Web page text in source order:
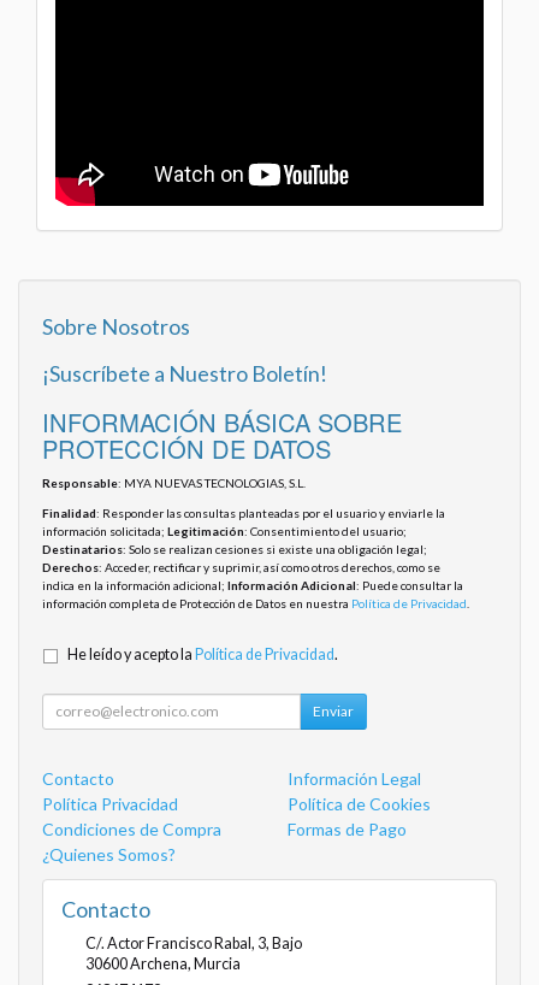
Sobre Nosotros
¡Suscríbete a Nuestro Boletín!
INFORMACIÓN BÁSICA SOBRE
PROTECCIÓN DE DATOS
Responsable: MYA NUEVAS TECNOLOGIAS, S.L.
Finalidad: Responder las consultas planteadas por el usuario y enviarle la
información solicitada; Legitimación: Consentimiento del usuario;
Destinatarios: Solo se realizan cesiones si existe una obligación legal;
Derechos: Acceder, rectificar y suprimir, así como otros derechos, como se
indica en la información adicional; Información Adicional: Puede consultar la
información completa de Protección de Datos en nuestra Política de Privacidad
He leído y acepto la Política de Privacidad.
Enviar
Contacto
Información Legal
Política Privacidad
Política de Cookies
Condiciones de Compra
Formas de Pago
¿Quienes Somos?
Contacto
C/. Actor Francisco Rabal, 3, Bajo
30600Archena, Murcia